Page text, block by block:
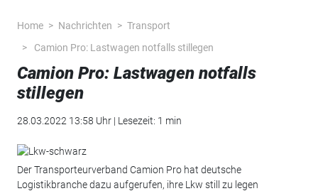
Home Nachrichten
Transport
Camion Pro: Lastwagen notfalls stillegen
Camion Pro: Lastwagen notfalls
stillegen
28.03.2022 13:58 Uhr | Lesezeit: 1 min
Der Transporteurverband Camion Pro hat deutsche
Logistikbranche dazu aufgerufen, ihre Lkw still zu legen